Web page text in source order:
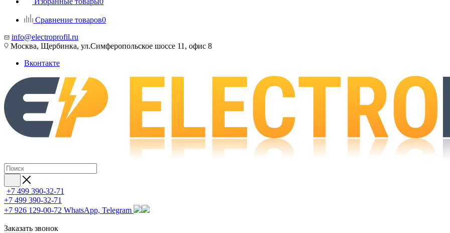
Сравнение товаров0
info@electroprofil.ru
Москва, Щербинка, ул.Симферопольское шоссе 11, офис 8
Вконтакте
+7 499 390-32-71
+7 499 390-32-71
+7 926 129-00-72 WhatsApp, Telegram
Заказать звонок